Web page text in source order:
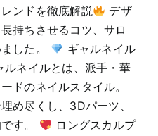
ンドを徹底解説
デザ
持ちさせるコツ、サロ
した。
ギャルネイル
ルネイルとは、派手・華
ドのネイルスタイル。
め尽くし、3Dパーツ、
す。
ロングスカルプ